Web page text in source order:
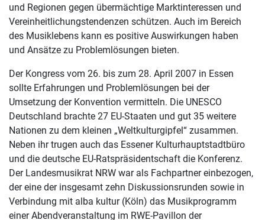
und Regionen gegen übermächtige Marktinteressen und
Vereinheitlichungstendenzen schützen. Auch im Bereich
des Musiklebens kann es positive Auswirkungen haben
und Ansätze zu Problemlösungen bieten.
Der Kongress vom 26. bis zum 28. April 2007 in Essen
sollte Erfahrungen und Problemlösungen bei der
Umsetzung der Konvention vermitteln. Die UNESCO
Deutschland brachte 27 EU-Staaten und gut 35 weitere
Nationen zu dem kleinen „Weltkulturgipfel“ zusammen.
Neben ihr trugen auch das Essener Kulturhauptstadtbüro
und die deutsche EU-Ratspräsidentschaft die Konferenz.
Der Landesmusikrat NRW war als Fachpartner einbezogen,
der eine der insgesamt zehn Diskussionsrunden sowie in
Verbindung mit alba kultur (Köln) das Musikprogramm
einer Abendveranstaltung im RWE-Pavillon der